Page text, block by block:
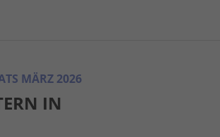
MÄRZ 2026
IN